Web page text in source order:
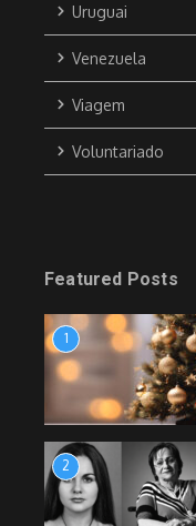
Uruguai
Venezuela
Viagem
Voluntariado
Featured Posts
1
2